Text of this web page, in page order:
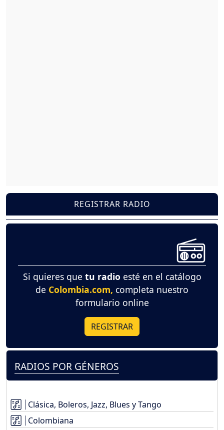
REGISTRAR RADIO
Si quieres que tu radio esté en el catálogo
de Colombia.com, completa nuestro
formulario online
REGISTRAR
RADIOS POR GÉNEROS
Clásica, Boleros, Jazz, Blues y Tango
Colombiana